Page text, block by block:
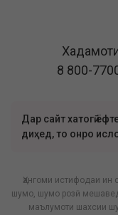
8 800-
Дар сайт хатогӣ
диҳед, то онро
Ҳангоми истифодаи
шумо, шумо розӣ
маълумоти шахсии